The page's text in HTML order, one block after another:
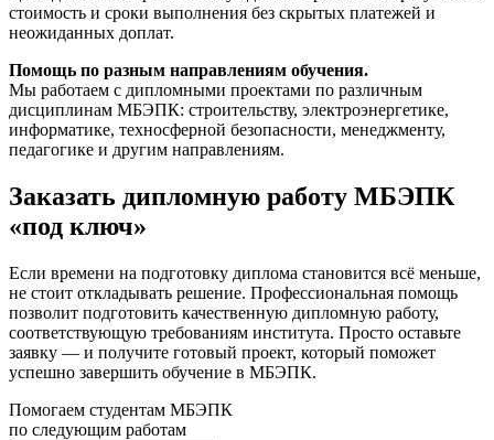
стоимость и сроки выполнения без скрытых платежей и
неожиданных доплат.
Помощь по разным направлениям обучения.
Мы работаем с дипломными проектами по различным
дисциплинам МБЭПК: строительству, электроэнергетике,
информатике, техносферной безопасности, менеджменту,
педагогике и другим направлениям.
Заказать дипломную работу МБЭПК
«под ключ»
Если времени на подготовку диплома становится всё меньше,
не стоит откладывать решение. Профессиональная помощь
позволит подготовить качественную дипломную работу,
соответствующую требованиям института. Просто оставьте
заявку — и получите готовый проект, который поможет
успешно завершить обучение в МБЭПК.
Помогаем студентам МБЭПК
по следующим работам